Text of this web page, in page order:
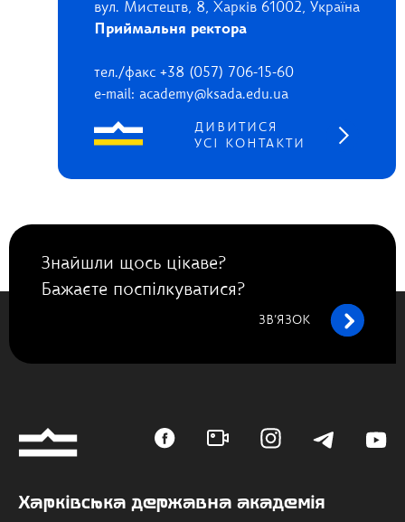
вул. Мистецтв, 8, Харків 61002, Україна
Приймальня ректора
тел./факс +38 (057) 706-15-60
e-mail: academy@ksada.edu.ua
ДИВИТИСЯ
УСІ КОНТАКТИ
Знайшли щось цікаве?
Бажаєте поспілкуватися?
ЗВ’ЯЗОК
Харківська державна академія